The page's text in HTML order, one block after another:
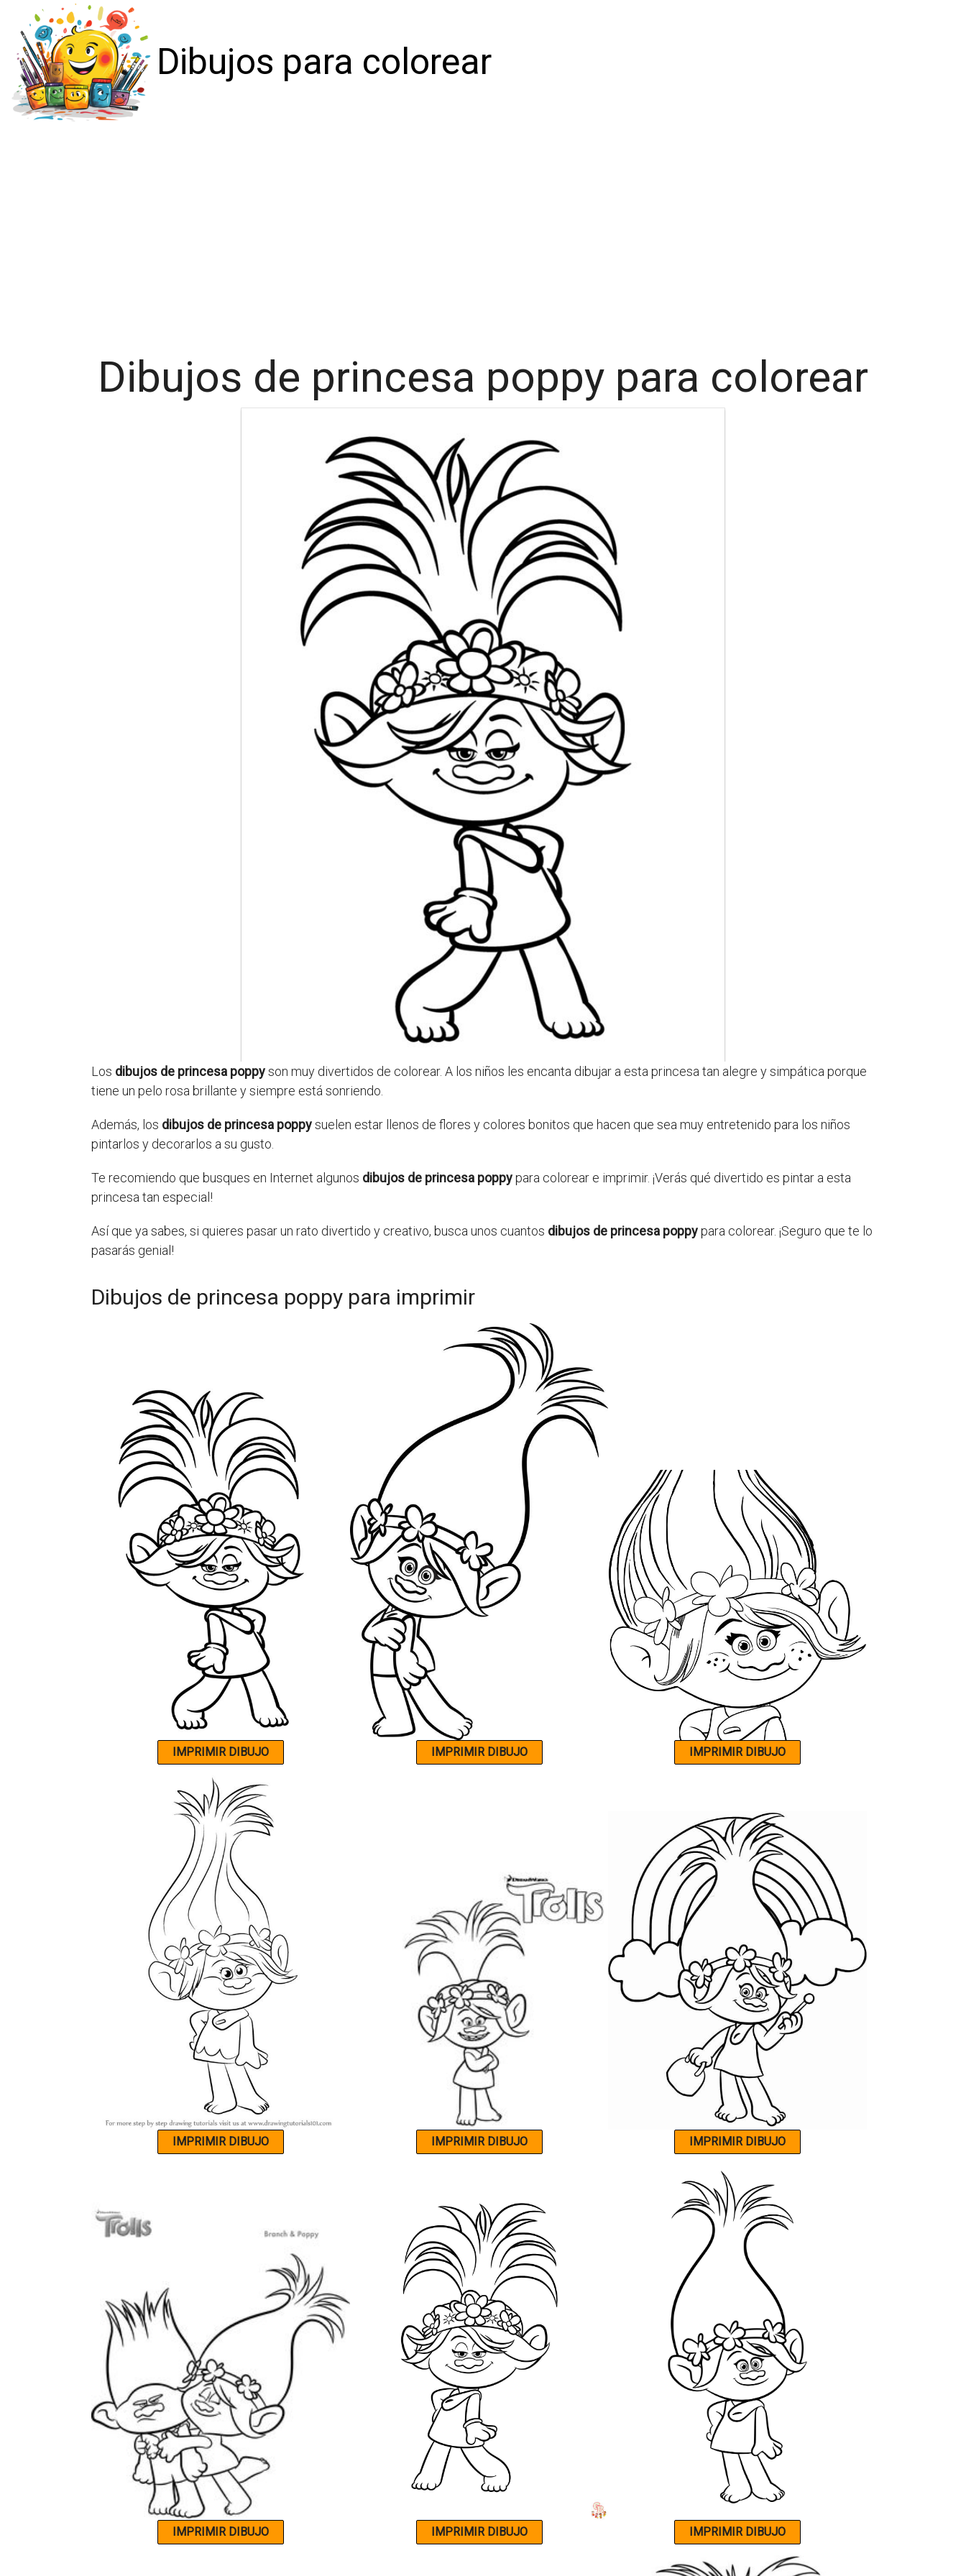
Dibujos para colorear
Dibujos de princesa poppy para colorear
Los dibujos de princesa poppyson muy divertidos de colorear. A los niños les encanta dibujar a esta princesa tan alegre y simpática porque
tiene un pelo rosa brillante y siempre está sonriendo.
Además, los dibujos de princesa poppysuelen estar llenos de flores y colores bonitos que hacen que sea muy entretenido para los niños
pintarlos y decorarlos a su gusto.
Te recomiendo que busques en Internet algunos dibujos de princesa poppypara colorear e imprimir. ¡Verás qué divertido es pintar a esta
princesa tan especial!
Así que ya sabes, si quieres pasar un rato divertido y creativo, busca unos cuantos dibujos de princesa poppypara colorear. ¡Seguro que te lo
pasarás genial!
Dibujos de princesa poppy para imprimir